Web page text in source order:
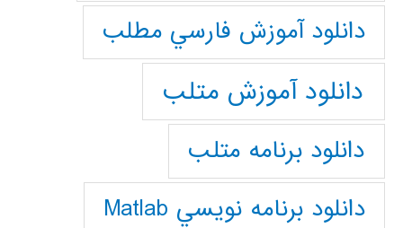
دانلود آموزش فارسي مطلب
دانلود آموزش متلب
دانلود برنامه متلب
دانلود برنامه نويسي Matlab